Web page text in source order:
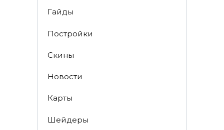
Гайды
Постройки
Скины
Новости
Карты
Шейдеры